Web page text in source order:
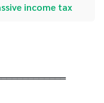
income tax